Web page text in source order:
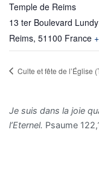
Temple de Reims
13 ter Boulevard Lundy
Reims, 51100 France
Culte et fête de l’Église
Je suis dans la joie
l’Eternel. Psaume